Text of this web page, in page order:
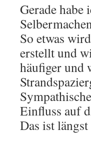
Gerade
So etwas
erstellt und
häufiger und
Einfluss auf
Das ist